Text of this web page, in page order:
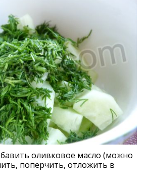
оливковое масло (можно
поперчить, отложить в